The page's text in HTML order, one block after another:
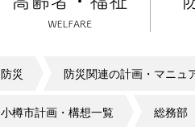
防災 防災関連の計画・マニュ
小樽市計画・構想一覧 総務部